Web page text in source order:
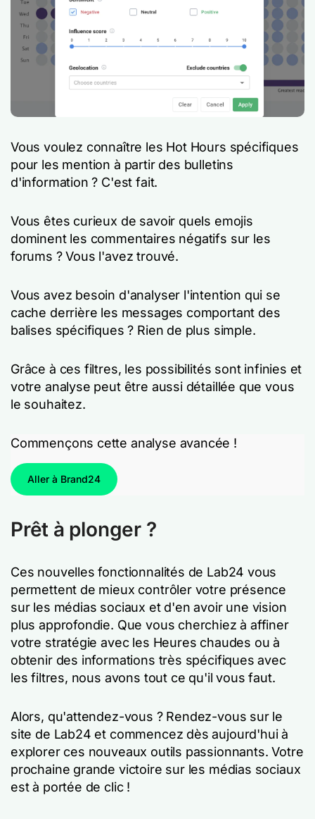
Vous voulez connaître les Hot Hours spécifiques
pour les mention à partir des bulletins
d'information ? C'est fait.
Vous êtes curieux de savoir quels emojis
dominent les commentaires négatifs sur les
forums ? Vous l'avez trouvé.
Vous avez besoin d'analyser l'intention qui se
cache derrière les messages comportant des
balises spécifiques ? Rien de plus simple.
Grâce à ces filtres, les possibilités sont infinies et
votre analyse peut être aussi détaillée que vous
le souhaitez.
Commençons cette analyse avancée !
Aller à Brand24
Prêt à plonger ?
Ces nouvelles fonctionnalités de Lab24 vous
permettent de mieux contrôler votre présence
sur les médias sociaux et d'en avoir une vision
plus approfondie. Que vous cherchiez à affiner
votre stratégie avec les Heures chaudes ou à
obtenir des informations très spécifiques avec
les filtres, nous avons tout ce qu'il vous faut.
Alors, qu'attendez-vous ? Rendez-vous sur le
site de Lab24 et commencez dès aujourd'hui à
explorer ces nouveaux outils passionnants. Votre
prochaine grande victoire sur les médias sociaux
est à portée de clic !